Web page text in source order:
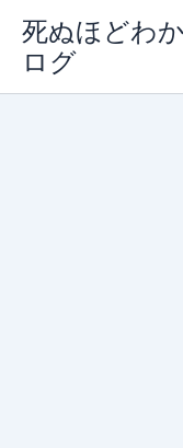
ス
死ぬほどわ
ログ